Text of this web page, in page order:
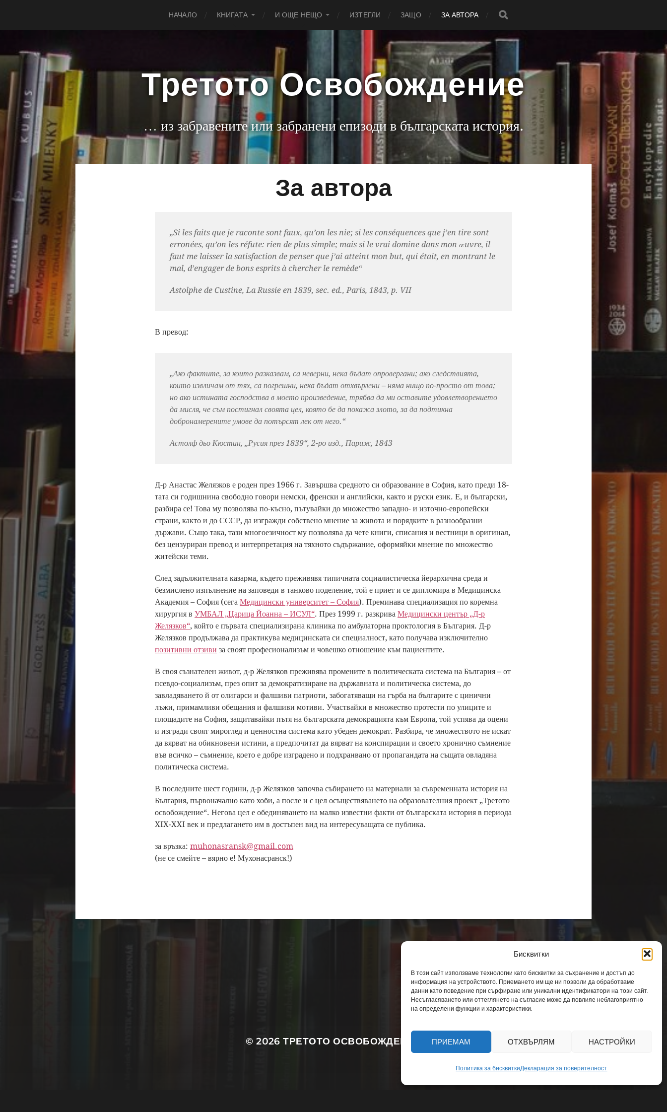
Бисквитки
В този сайт използваме технологии като бисквитки за съхранение и достъп до
информация на устройството. Приемането им ще ни позволи да обработваме
данни като поведение при сърфиране или уникални идентификатори на този сайт.
Несъгласяването или оттеглянето на съгласие може да повлияе неблагоприятно
на определени функции и характеристики.
ПРИЕМАМ ОТХВЪРЛЯМ НАСТРОЙКИ
Политика за бисквиткиДекларация за поверителност
НАЧАЛО КНИГАТА И ОЩЕ НЕЩО ИЗТЕГЛИ ЗАЩО ЗА АВТОРА
Третото Освобождение
… из забравените или забранени епизоди в българската история.
За автора
„Si les faits que je raconte sont faux, qu’on les nie; si les conséquences que j’en tire sont
erronées, qu’on les réfute: rien de plus simple; mais si le vrai domine dans mon œuvre, il
faut me laisser la satisfaction de penser que j’ai atteint mon but, qui était, en montrant le
mal, d’engager de bons esprits à chercher le remède“
Astolphe de Custine, La Russie en 1839, sec. ed., Paris, 1843, p. VII
В превод:
„Ако фактите, за които разказвам, са неверни, нека бъдат опровергани; ако следствията,
които извличам от тях, са погрешни, нека бъдат отхвърлени – няма нищо по-просто от това;
но ако истината господства в моето произведение, трябва да ми оставите удовлетворението
да мисля, че съм постигнал своята цел, която бе да покажа злото, за да подтикна
добронамерените умове да потърсят лек от него.“
Астолф дьо Кюстин, „Русия през 1839“, 2-ро изд., Париж, 1843
Д-р Анастас Желязков е роден през 1966 г. Завършва средното си образование в София, като преди 18-
тата си годишнина свободно говори немски, френски и английски, както и руски език. Е, и български,
разбира се! Това му позволява по-късно, пътувайки до множество западно- и източно-европейски
страни, както и до СССР, да изгражди собствено мнение за живота и порядките в разнообразни
държави. Също така, тази многоезичност му позволява да чете книги, списания и вестници в оригинал,
без цензуриран превод и интерпретация на тяхното съдържание, оформяйки мнение по множество
житейски теми.
След задължителната казарма, където преживявя типичната социалистическа йерархична среда и
безмислено изпълнение на заповеди в танково поделение, той е приет и се дипломира в Медицинска
Академия – София (сега Медицински университет – София). Преминава специализация по коремна
хирургия в УМБАЛ „Царица Йоанна – ИСУЛ“. През 1999 г. разкрива Медицински център „Д-р
Желязков“, който е първата специализирана клиника по амбулаторна проктология в България. Д-р
Желязков продължава да практикува медицинската си специалност, като получава изключително
позитивни отзиви за своят професионализъм и човешко отношение към пациентите.
В своя съзнателен живот, д-р Желязков преживява промените в политическата система на България – от
псевдо-социализъм, през опит за демократизиране на държавната и политическа система, до
завладяването й от олигарси и фалшиви патриоти, забогатяващи на гърба на българите с цинични
лъжи, примамливи обещания и фалшиви мотиви. Участвайки в множество протести по улиците и
площадите на София, защитавайки пътя на българската демокрацията към Европа, той успява да оцени
и изгради своят мироглед и ценностна система като убеден демократ. Разбира, че множеството не искат
да вярват на обикновени истини, а предпочитат да вярват на конспирации и своето хронично съмнение
във всичко – съмнение, което е добре изградено и подхранвано от пропагандата на същата овладяна
политическа система.
В последните шест години, д-р Желязков започва събирането на материали за съвременната история на
България, първоначално като хоби, а после и с цел осъществяването на образователния проект „Третото
освобождение“. Негова цел е обединяването на малко известни факти от българската история в периода
XIX-XXI век и предлагането им в достъпен вид на интересуващата се публика.
за връзка: muhonasransk@gmail.com
(не се смейте – вярно е! Мухонасранск!)
Политика за бисквитки
Декларация за поверителност
© 2026ТРЕТОТО ОСВОБОЖДЕНИЕ